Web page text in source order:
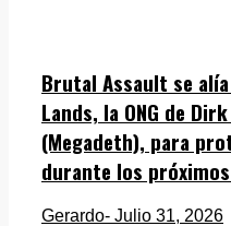
Brutal Assault se alía
Lands, la ONG de
(Megadeth), para
durante los
Gerardo- Julio 31, 2026